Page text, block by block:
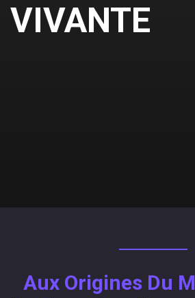
VIVANTE
Aux Origines Du